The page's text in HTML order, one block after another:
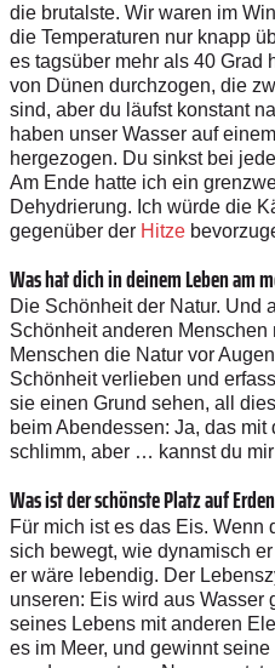
die brutalste. Wir waren im
die Temperaturen nur knapp
es tagsüber mehr als 40 Grad
von Dünen durchzogen, die
sind, aber du läufst konstant
haben unser Wasser auf
hergezogen. Du sinkst bei
Am Ende hatte ich ein
Dehydrierung. Ich würde die
gegenüber der Hitze
Was hat dich in deinem Leben am
Die Schönheit der Natur. Und
Schönheit anderen
Menschen die Natur vor
Schönheit verlieben und
sie einen Grund sehen, all
beim Abendessen: Ja, das
schlimm, aber … kannst du
Was ist der schönste Platz auf
Für mich ist es das Eis.
sich bewegt, wie dynamisch
er wäre lebendig. Der
unseren: Eis wird aus Wasser
seines Lebens mit anderen
es im Meer, und gewinnt